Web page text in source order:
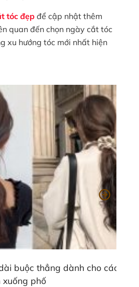
tóc đẹp để cập nhật thêm
quan đến chọn ngày cắt tóc
xu hướng tóc mới nhất hiện
buộc thẳng dành cho các
xuống phố